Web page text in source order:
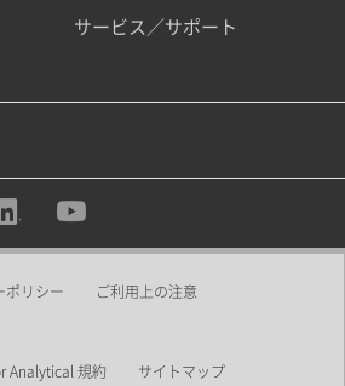
サービス／サポート
ポリシー ご利用上の注意
Analytical 規約 サイトマップ